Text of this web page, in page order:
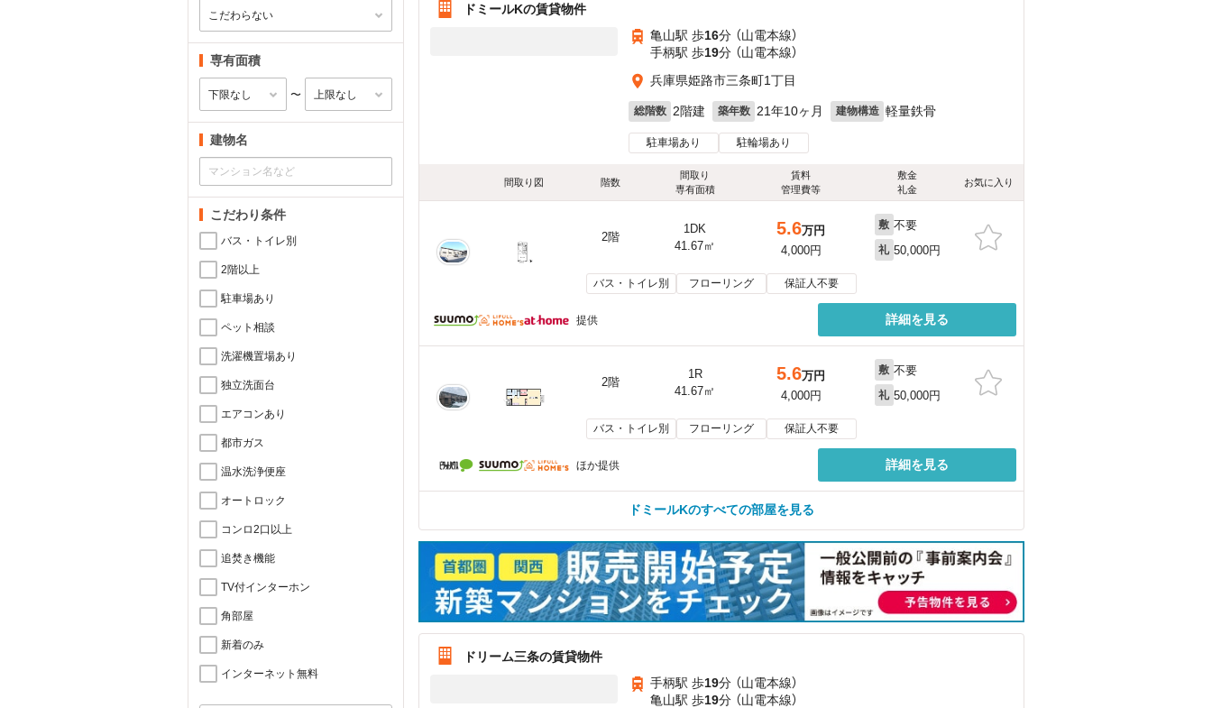
専有面積
〜
建物名
こだわり条件
バス・トイレ別
2階以上
駐車場あり
ペット相談
洗濯機置場あり
独立洗面台
エアコンあり
都市ガス
温水洗浄便座
オートロック
コンロ2口以上
追焚き機能
TV付インターホン
角部屋
新着のみ
インターネット無料
ドミールKの賃貸物件
亀山駅 歩16分 （山電本線）
手柄駅 歩19分 （山電本線）
兵庫県姫路市三条町1丁目
総階数 2階建 築年数 21年10ヶ月 建物構造 軽量鉄骨
駐車場あり 駐輪場あり
間取り図 階数
間取り
専有面積
賃料
管理費等
敷金
礼金
お気に入り
2階
1DK
41.67㎡
5.6万円
4,000円
敷 不要
礼 50,000円
バス・トイレ別 フローリング 保証人不要
提供 詳細を見る
2階
1R
41.67㎡
5.6万円
4,000円
敷 不要
礼 50,000円
バス・トイレ別 フローリング 保証人不要
ほか提供 詳細を見る
ドミールKのすべての部屋を見る
ドリーム三条の賃貸物件
手柄駅 歩19分 （山電本線）
亀山駅 歩19分 （山電本線）